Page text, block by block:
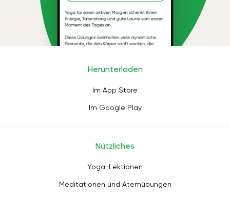
Herunterladen
Im App Store
Im Google Play
Nützliches
Yoga-Lektionen
Meditationen und Atemübungen